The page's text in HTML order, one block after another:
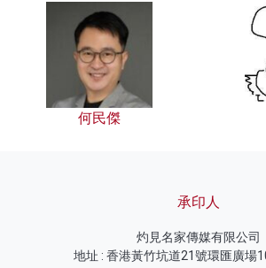
何民傑
承印人
灼見名家傳媒有限公司
地址 : 香港黃竹坑道21號環匯廣場